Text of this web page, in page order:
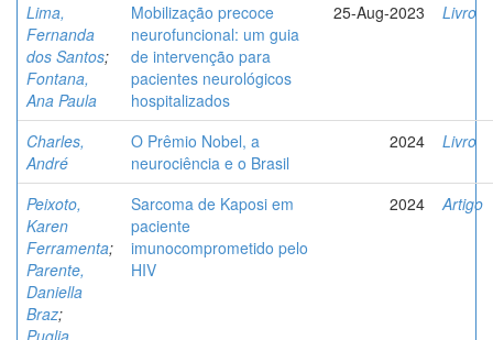
Lima,
Fernanda
dos Santos;
Fontana,
Ana Paula
Mobilização precoce
neurofuncional: um guia
de intervenção para
pacientes neurológicos
hospitalizados
25-Aug-2023 Livro
Charles,
André
O Prêmio Nobel, a
neurociência e o Brasil
2024 Livro
Peixoto,
Karen
Ferramenta;
Parente,
Daniella
Braz;
Puglia,
Sarcoma de Kaposi em
paciente
imunocomprometido pelo
HIV
2024 Artigo